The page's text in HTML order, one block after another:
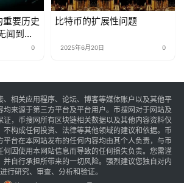
重要历史
闻到全
0
比特币的扩展性问题
2025年6月20日 0
、相关应用程序、论坛、博客等媒体账户以及其他平
均来源于第三方平台及平台用户。币搜网对于网站及
证，币搜网所有区块链相关数据以及其他内容资料仅
不构成任何投资、法律等其他领域的建议和依据。币
平台在本网站发布的任何内容均由其个人负责，与币
何因使用本网站信息而导致的任何损失负责。您需谨
并自行承担所带来的一切风险。强烈建议您独自对内
行研究、审查、分析和验证。